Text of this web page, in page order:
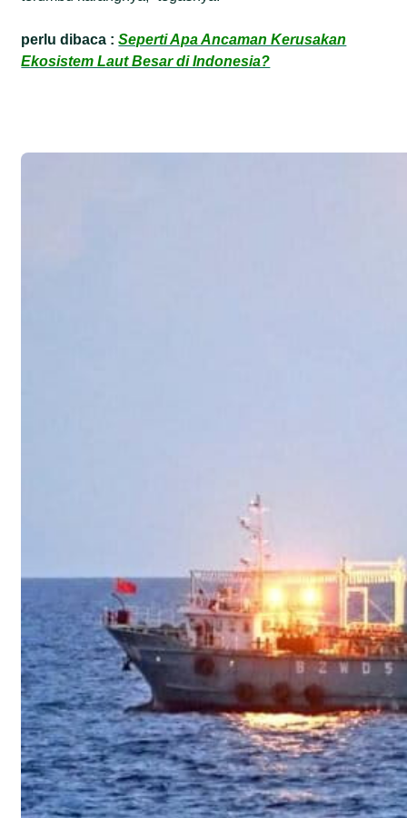
perlu dibaca :Seperti Apa Ancaman Kerusakan
Ekosistem Laut Besar di Indonesia?